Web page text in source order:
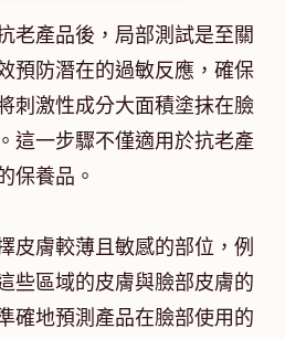
老產品後，局部測試是至關
預防潛在的過敏反應，確保
刺激性成分大面積塗抹在臉
這一步驟不僅適用於抗老產
保養品。
皮膚較薄且敏感的部位，例
些區域的皮膚與臉部皮膚的
確地預測產品在臉部使用的